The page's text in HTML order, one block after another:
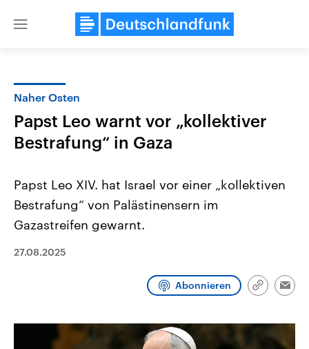
Close
2026
September 2026 einen neuen
Umfragen, Prognosen,
Wahlprogramme, aktuelle Berichte
Wirtschaftlich und
gehören die Vereinigten
den mächtigsten Ländern
Naher Osten
Papst Leo warnt vor „kollektiver
Bestrafung“ in Gaza
Papst Leo XIV. hat Israel vor einer „kollektiven
Bestrafung“ von Palästinensern im
Gazastreifen gewarnt.
27.08.2025
Abonnieren
Link